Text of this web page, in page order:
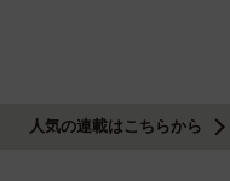
人気の連載はこちらから